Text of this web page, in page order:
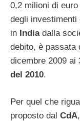
0,2 milioni di
degli
in Indiadalla
debito, è passata
dicembre 2009 ai
del 2010.
Per quel che
proposto dal CdA